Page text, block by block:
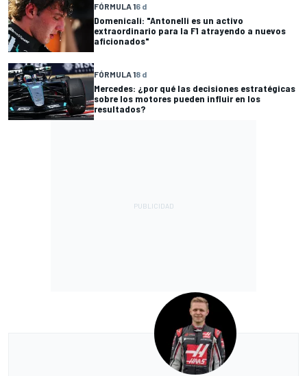
FÓRMULA 16 d
Domenicali: "Antonelli es un activo
extraordinario para la F1 atrayendo a nuevos
aficionados"
FÓRMULA 18 d
Mercedes: ¿por qué las decisiones estratégicas
sobre los motores pueden influir en los
resultados?